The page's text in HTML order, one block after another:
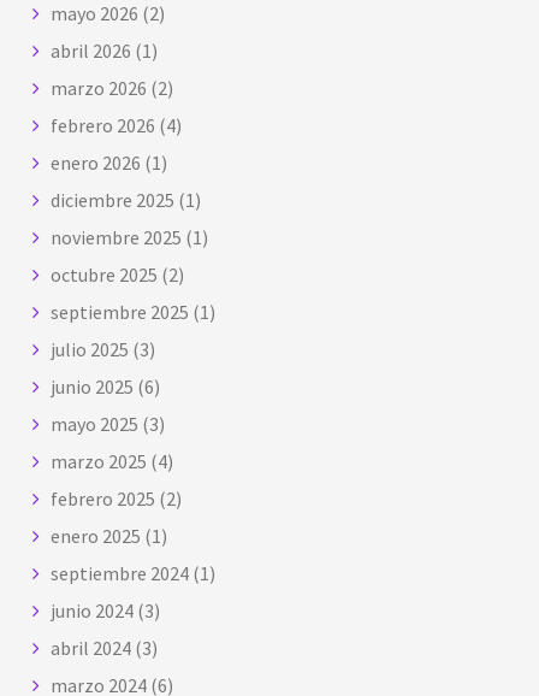
mayo 2026 (2)
abril 2026 (1)
marzo 2026 (2)
febrero 2026 (4)
enero 2026 (1)
diciembre 2025 (1)
noviembre 2025 (1)
octubre 2025 (2)
septiembre 2025 (1)
julio 2025 (3)
junio 2025 (6)
mayo 2025 (3)
marzo 2025 (4)
febrero 2025 (2)
enero 2025 (1)
septiembre 2024 (1)
junio 2024 (3)
abril 2024 (3)
marzo 2024 (6)